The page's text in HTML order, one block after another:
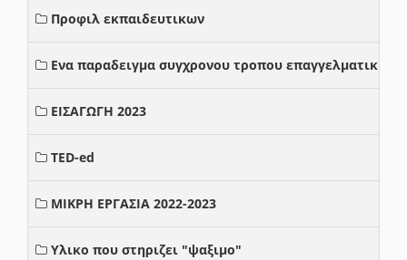
Προφιλ εκπαιδευτικων
Ενα παραδειγμα συγχρονου τροπου επαγγελματικης
ΕΙΣΑΓΩΓΗ 2023
TED-ed
ΜΙΚΡΗ ΕΡΓΑΣΙΑ 2022-2023
Υλικο που στηριζει "ψαξιμο"